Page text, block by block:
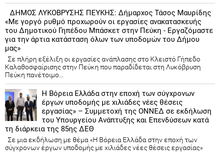
ΔΗΜΟΣ ΛΥΚΟΒΡΥΣΗΣ ΠΕΥΚΗΣ: Δήμαρχος Τάσος Μαυρίδης
«Με γοργό ρυθμό προχωρούν οι εργασίες ανακατασκευής
του Δημοτικού Γηπέδου Μπάσκετ στην Πεύκη - Εργαζόμαστε
για την άρτια κατάσταση όλων των υποδομών του Δήμου
μας»
Σε πλήρη εξέλιξη οι εργασίες ανάπλασης στο Κλειστό Γήπεδο
Καλαθοσφαίρισης στην Πεύκη που παραδίδεται στη Λυκόβρυση
Πεύκη πανέτοιμο...
Η Βόρεια Ελλάδα στην εποχή των σύγχρονων
έργων υποδομής με χιλιάδες νέες θέσεις
εργασίας» – Συμμετοχή της ΟΝΝΕΔ σε εκδήλωση
του Υπουργείου Ανάπτυξης και Επενδύσεων κατά
τη διάρκεια της 85ης ΔΕΘ
Σε μια εκδήλωση με θέμα «Η Βόρεια Ελλάδα στην εποχή των
σύγχρονων έργων υποδομής με χιλιάδες νέες θέσεις εργασίας»